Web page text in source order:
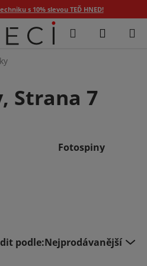
s 10% slevou TEĎ HNED!
Hledat
, Strana 7
Fotospiny
podle:Nejprodávanější